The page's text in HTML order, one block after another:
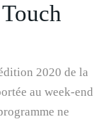
2020 de la
au week-end
ne